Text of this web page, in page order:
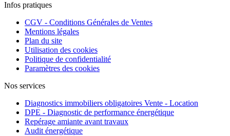
Infos pratiques
CGV - Conditions Générales de Ventes
Mentions légales
Plan du site
Utilisation des cookies
Politique de confidentialité
Paramètres des cookies
Nos services
Diagnostics immobiliers obligatoires Vente - Location
DPE - Diagnostic de performance énergétique
Repérage amiante avant travaux
Audit énergétique